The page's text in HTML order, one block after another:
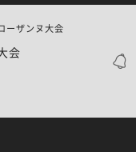
会
ザンヌ大会